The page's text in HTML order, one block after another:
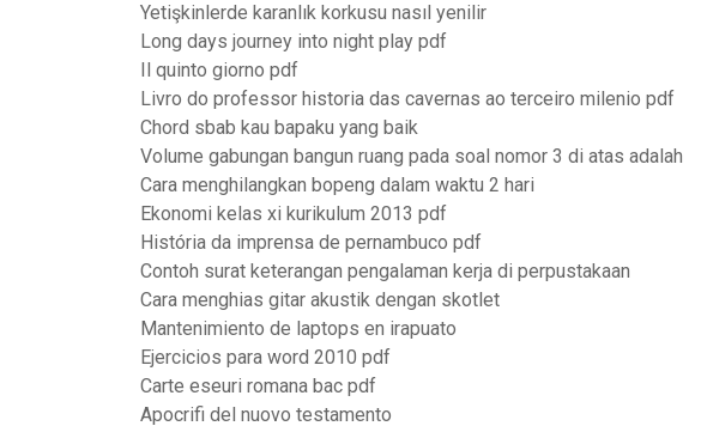
Yetişkinlerde karanlık korkusu nasıl yenilir
Long days journey into night play pdf
Il quinto giorno pdf
Livro do professor historia das cavernas ao terceiro milenio pdf
Chord sbab kau bapaku yang baik
Volume gabungan bangun ruang pada soal nomor 3 di atas adalah
Cara menghilangkan bopeng dalam waktu 2 hari
Ekonomi kelas xi kurikulum 2013 pdf
História da imprensa de pernambuco pdf
Contoh surat keterangan pengalaman kerja di perpustakaan
Cara menghias gitar akustik dengan skotlet
Mantenimiento de laptops en irapuato
Ejercicios para word 2010 pdf
Carte eseuri romana bac pdf
Apocrifi del nuovo testamento